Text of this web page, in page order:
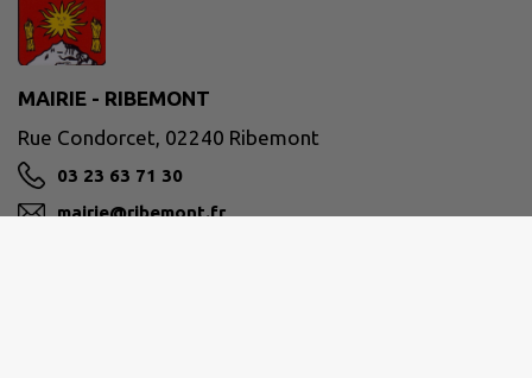
MAIRIE - RIBEMONT
Rue Condorcet, 02240 Ribemont
03 23 63 71 30
mairie@ribemont.fr